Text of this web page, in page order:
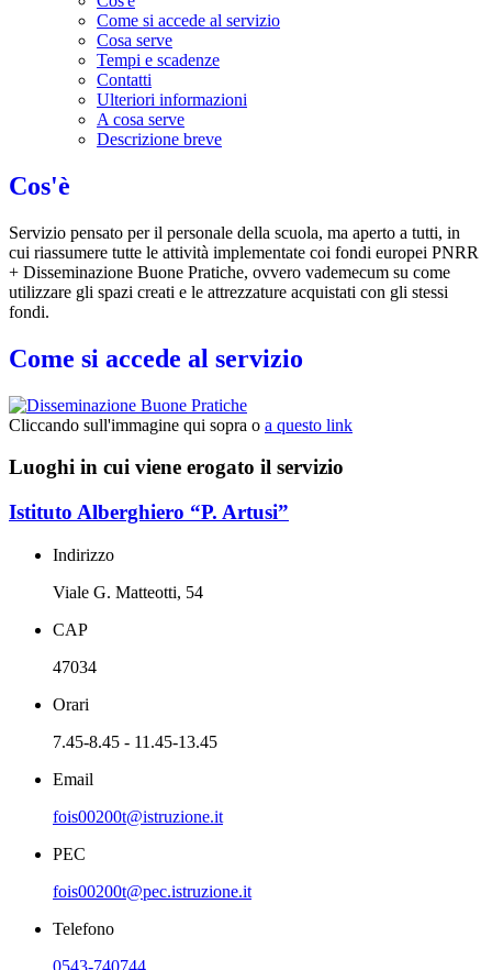
Come si accede al servizio
Cosa serve
Tempi e scadenze
Contatti
Ulteriori informazioni
A cosa serve
Descrizione breve
Cos'è
Servizio pensato per il personale della scuola, ma aperto a tutti, in
cui riassumere tutte le attività implementate coi fondi europei PNRR
+ Disseminazione Buone Pratiche, ovvero vademecum su come
utilizzare gli spazi creati e le attrezzature acquistati con gli stessi
fondi.
Come si accede al servizio
Cliccando sull'immagine qui sopra o a questo link
Luoghi in cui viene erogato il servizio
Istituto Alberghiero “P. Artusi”
Indirizzo
Viale G. Matteotti, 54
CAP
47034
Orari
7.45-8.45 - 11.45-13.45
Email
fois00200t@istruzione.it
PEC
fois00200t@pec.istruzione.it
Telefono
0543-740744